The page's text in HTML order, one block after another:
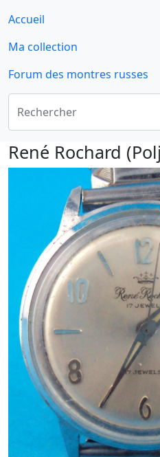
Accueil
Ma collection
Forum des montres russes
René Rochard